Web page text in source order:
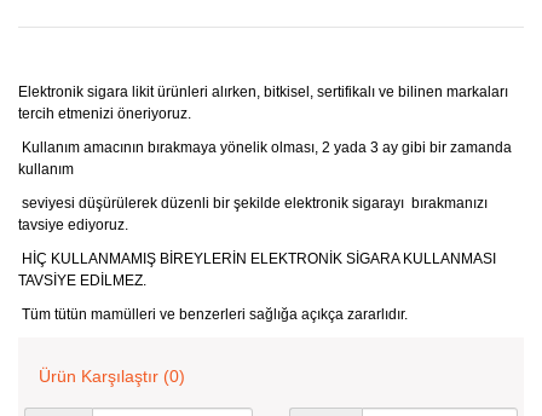
Elektronik sigara likit ürünleri alırken, bitkisel, sertifikalı ve bilinen markaları
tercih etmenizi öneriyoruz.
Kullanım amacının bırakmaya yönelik olması, 2 yada 3 ay gibi bir zamanda
kullanım
seviyesi düşürülerek düzenli bir şekilde elektronik sigarayı bırakmanızı
tavsiye ediyoruz.
HİÇ KULLANMAMIŞ BİREYLERİN ELEKTRONİK SİGARA KULLANMASI
TAVSİYE EDİLMEZ.
Tüm tütün mamülleri ve benzerleri sağlığa açıkça zararlıdır.
Ürün Karşılaştır (0)